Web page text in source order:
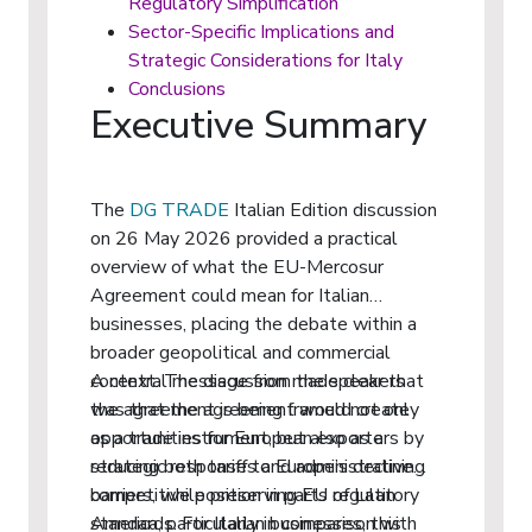
Sector-Specific Implications and
Strategic Considerations for Italy
Conclusions
Executive Summary
The DG TRADE Italian Edition discussion
on 26 May 2026 provided a practical
overview of what the EU-Mercosur
Agreement could mean for Italian
businesses, placing the debate within a
broader geopolitical and commercial
context. The discussion made clear that
the agreement is being framed not only
as a trade instrument, but also as a
strategic response to Europe’s declining
competitive position in parts of Latin
America, particularly in comparison with
A central message from the speakers
was that the agreement would create
opportunities for European exporters by
reducing both tariffs and administrative
barriers, while preserving EU regulatory
standards. For Italian businesses, this